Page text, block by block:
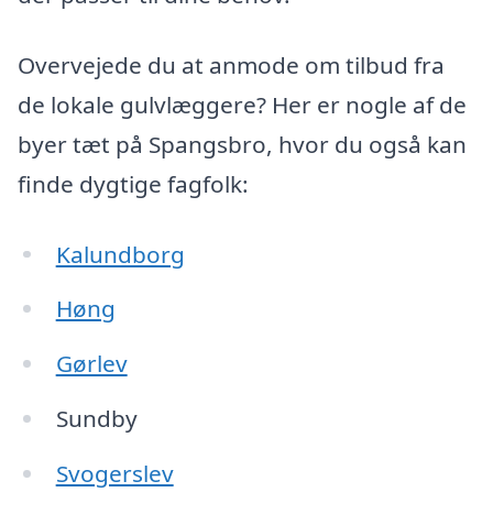
Overvejede du at anmode om tilbud fra
de lokale gulvlæggere? Her er nogle af de
byer tæt på Spangsbro, hvor du også kan
finde dygtige fagfolk:
Kalundborg
Høng
Gørlev
Sundby
Svogerslev